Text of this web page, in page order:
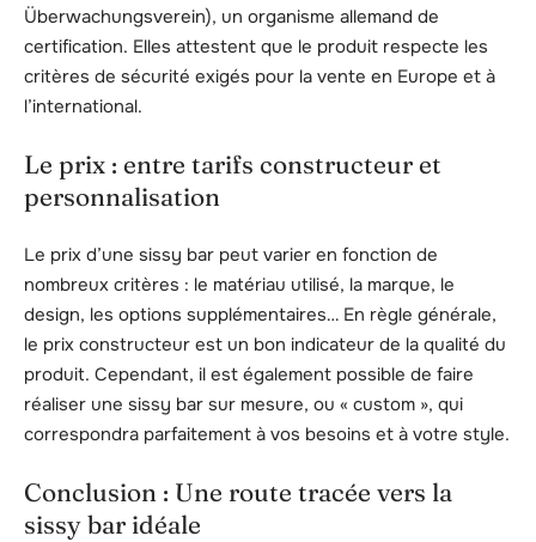
Überwachungsverein), un organisme allemand de
certification. Elles attestent que le produit respecte les
critères de sécurité exigés pour la vente en Europe et à
l’international.
Le prix : entre tarifs constructeur et
personnalisation
Le prix d’une sissy bar peut varier en fonction de
nombreux critères : le matériau utilisé, la marque, le
design, les options supplémentaires… En règle générale,
le prix constructeur est un bon indicateur de la qualité du
produit. Cependant, il est également possible de faire
réaliser une sissy bar sur mesure, ou « custom », qui
correspondra parfaitement à vos besoins et à votre style.
Conclusion : Une route tracée vers la
sissy bar idéale